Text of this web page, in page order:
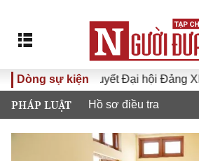
Dòng sự kiện
Nghị quyết Đại hội Đảng XIV vào
PHÁP LUẬT Hồ sơ điều tra